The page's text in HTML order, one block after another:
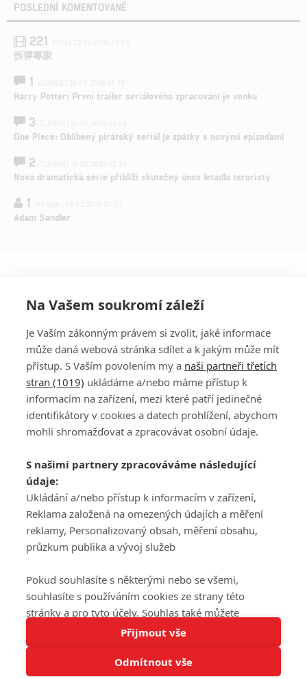
Tato stránka používá soubory cookies.
Rozumím
POSLEDNÍ KOMENTOVANÉ
221
拆彈專家
1
Harry Potter: První trailer seriálového zpracování je venku
3
One Piece: Oblíbený pirátský seriál je zpátky s novými epizodami
2
Nová dramatická série přiblíží skutečný únos letadla teroristy
1
Adam Sandler
PŘIHLÁSIT
REGISTROVAT
DISKUZE
Šéfredaktorkou webu jePetr Slavík, e-mailserialy@fandimefilmu.cz
Máte-li zájem o inzerci na našem webu napište nám na e-mail
studio@koncal.com
Ochrana osobních údajů|Zásady používání cookies |Pravidla webu
Upravit nastavení soukromí
© 2016 – 2026 FandimeSerialum.cz / All rights reserved /
Na Vašem soukromí záleží
Je Vaším zákonným právem si zvolit, jaké informace
může daná webová stránka sdílet a k jakým může mít
přístup. S Vaším povolením my a naši partneři třetích
stran (1019) ukládáme a/nebo máme přístup k
informacím na zařízení, mezi které patří jedinečné
identifikátory v cookies a datech prohlížení, abychom
mohli shromažďovat a zpracovávat osobní údaje.
S našimi partnery zpracováváme následující
údaje:
Ukládání a/nebo přístup k informacím v zařízení,
Reklama založená na omezených údajích a měření
reklamy, Personalizovaný obsah, měření obsahu,
průzkum publika a vývoj služeb
Pokud souhlasíte s některými nebo se všemi,
souhlasíte s používáním cookies ze strany této
stránky a pro tyto účely. Souhlas také můžete
odmítnout, ale v takovém případě vám na stránce
nebudou k dispozici některé personalizované funkce.
Vaše volby souhlasu se budou vztahovat pouze na
Přijmout vše
Odmítnout vše